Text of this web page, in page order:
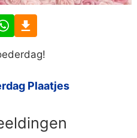
Plaatjes